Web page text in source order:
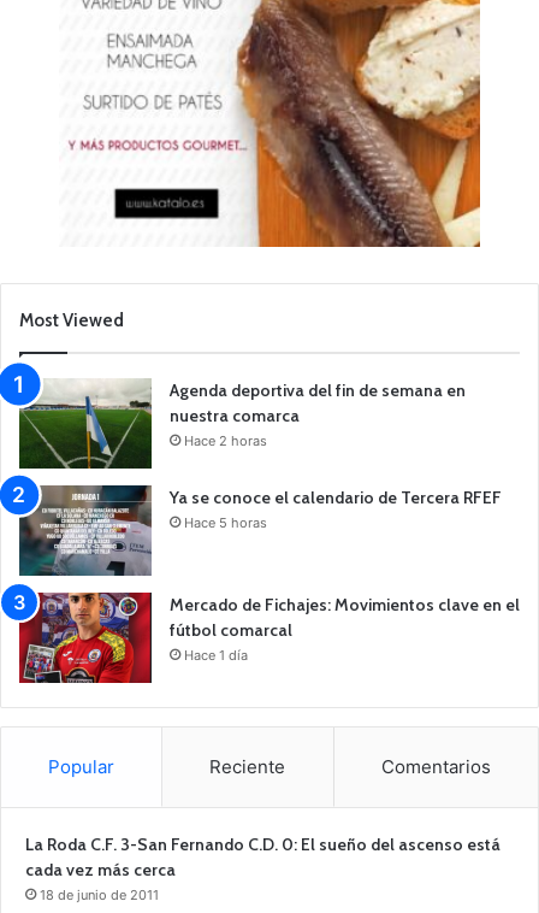
Most Viewed
Agenda deportiva del fin de semana en
nuestra comarca
Hace 2 horas
Ya se conoce el calendario de Tercera RFEF
Hace 5 horas
Mercado de Fichajes: Movimientos clave en el
fútbol comarcal
Hace 1 día
Popular Reciente Comentarios
La Roda C.F. 3-San Fernando C.D. 0: El sueño del ascenso está
cada vez más cerca
18 de junio de 2011